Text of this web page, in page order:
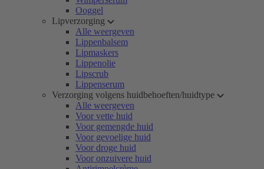
Ooggel
Lipverzorging
Alle weergeven
Lippenbalsem
Lipmaskers
Lippenolie
Lipscrub
Lippenserum
Verzorging volgens huidbehoeften/huidtype
Alle weergeven
Voor vette huid
Voor gemengde huid
Voor gevoelige huid
Voor droge huid
Voor onzuivere huid